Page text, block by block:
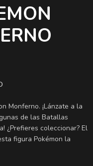
Monferno. ¡Lánzate a la
de las Batallas
¿Prefieres coleccionar? El
figura Pokémon la